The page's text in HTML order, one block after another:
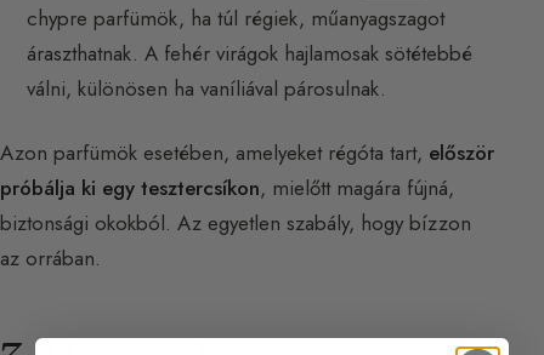
chypre parfümök, ha túl régiek, műanyagszagot
áraszthatnak. A fehér virágok hajlamosak sötétebbé
válni, különösen ha vaníliával párosulnak.
Azon parfümök esetében, amelyeket régóta tart, először
próbálja ki egy tesztercsíkon, mielőtt magára fújná,
biztonsági okokból. Az egyetlen szabály, hogy bízzon
az orrában.